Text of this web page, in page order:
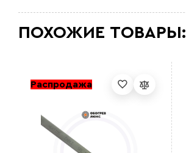
ПОХОЖИЕ ТОВАРЫ:
Распродажа